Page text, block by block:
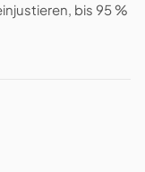
bis 95 %